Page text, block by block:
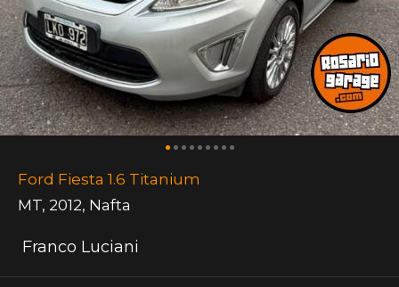
Ford Fiesta 1.6 Titanium
MT, 2012, Nafta
Franco Luciani